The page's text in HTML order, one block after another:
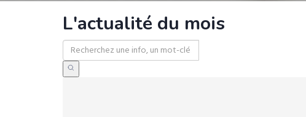
L'actualité du mois